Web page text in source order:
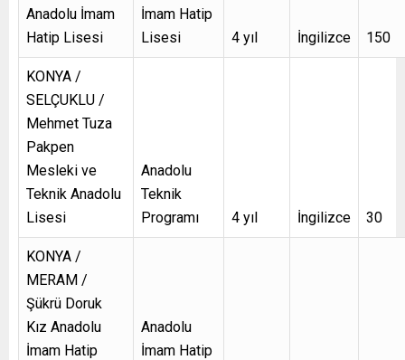
Anadolu İmam
Hatip Lisesi
İmam Hatip
Lisesi
4 yıl İngilizce 150
KONYA /
SELÇUKLU /
Mehmet Tuza
Pakpen
Mesleki ve
Teknik Anadolu
Lisesi
Anadolu
Teknik
Programı
4 yıl İngilizce 30
KONYA /
MERAM /
Şükrü Doruk
Kız Anadolu
İmam Hatip
Anadolu
İmam Hatip